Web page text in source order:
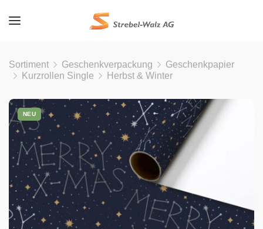
Sortiment Geschenkverpackung
Geschenkpapier
Kurzrollen Single
Herbst & Winter
NEU